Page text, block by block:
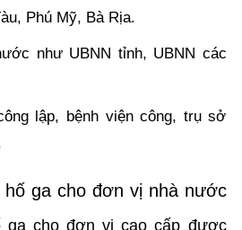
Phú Mỹ, Bà Rịa.
như UBNN tỉnh, UBNN các
lập, bệnh viện công, trụ sở
ga cho đơn vị nhà nước
ga cho đơn vị cao cấp được